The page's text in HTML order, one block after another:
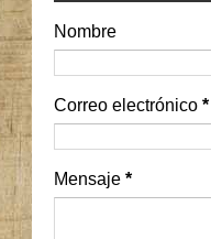
Nombre
Correo electrónico *
Mensaje *